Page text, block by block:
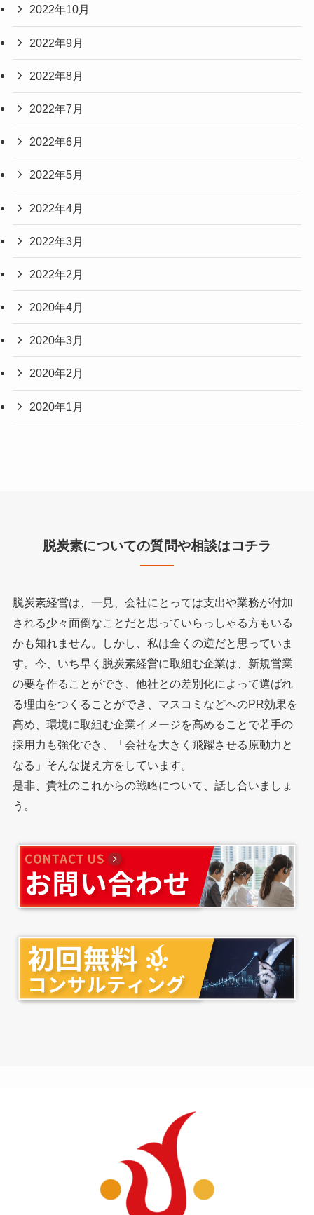
2022年10月
2022年9月
2022年8月
2022年7月
2022年6月
2022年5月
2022年4月
2022年3月
2022年2月
2020年4月
2020年3月
2020年2月
2020年1月
脱炭素についての質問や相談はコチラ
脱炭素経営は、一見、会社にとっては支出や業務が付加
される少々面倒なことだと思っていらっしゃる方もいる
かも知れません。しかし、私は全くの逆だと思っていま
す。今、いち早く脱炭素経営に取組む企業は、新規営業
の要を作ることができ、他社との差別化によって選ばれ
る理由をつくることができ、マスコミなどへのPR効果を
高め、環境に取組む企業イメージを高めることで若手の
採用力も強化でき、「会社を大きく飛躍させる原動力と
なる」そんな捉え方をしています。
是非、貴社のこれからの戦略について、話し合いましょ
う。